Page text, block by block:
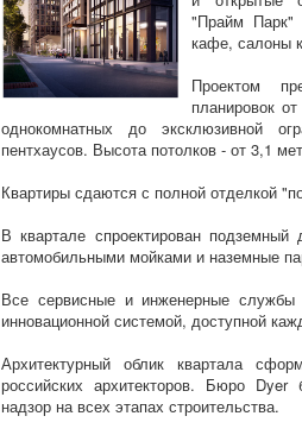
"Прайм Парк"
кафе, салоны
Проектом
планировок
однокомнатных до эксклюзивной
пентхаусов. Высота потолков - от 3,1
Квартиры сдаются с полной отделкой
В квартале спроектирован
автомобильными мойками и наземные
Все сервисные и инженерные службы
инновационной системой, доступной
Архитектурный облик квартала
российских архитекторов. Бюро Dyer
надзор на всех этапах строительства.